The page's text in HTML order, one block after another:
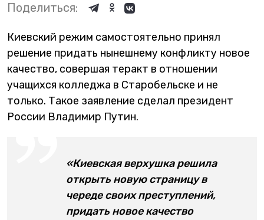
Поделиться:
Киевский режим самостоятельно принял
решение придать нынешнему конфликту новое
качество, совершая теракт в отношении
учащихся колледжа в Старобельске и не
только. Такое заявление сделал президент
России Владимир Путин.
«Киевская верхушка решила
открыть новую страницу в
череде своих преступлений,
придать новое качество